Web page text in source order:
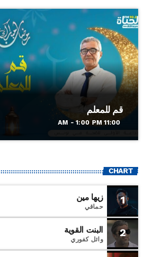
قم للمعلم
11:00 AM - 1:00 PM
CHART
1 زيها مين
حماقي
2 البنت القوية
وائل كفوري